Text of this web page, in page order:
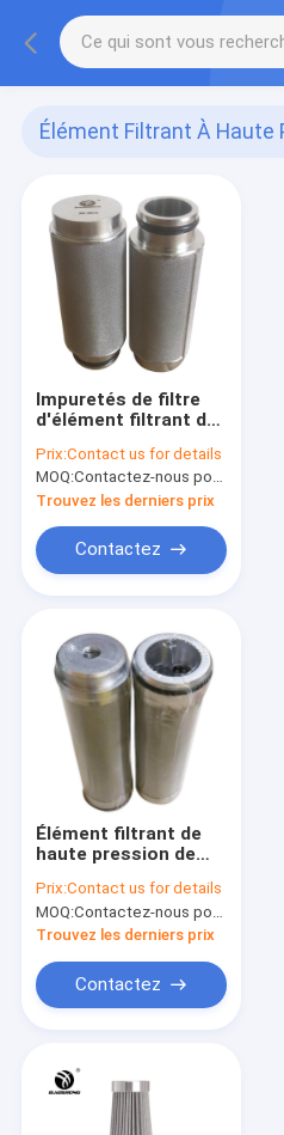
Élément Filtrant À Haute
Impuretés de filtre
d'élément filtrant de
de l'excavatrice
PC200-6
Prix:Contact us for details
MOQ:Contactez-nous pour des détails
Trouvez les derniers prix
Contactez
Élément filtrant de
haute pression de
PC400-7 BFP9409
Prix:Contact us for details
MOQ:Contactez-nous pour des détails
Trouvez les derniers prix
Contactez